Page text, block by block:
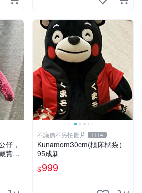
仔，
賞玩
不議價不另拍圖片 1114
Kunamom30cm(櫃床橘袋）
95成新
$999